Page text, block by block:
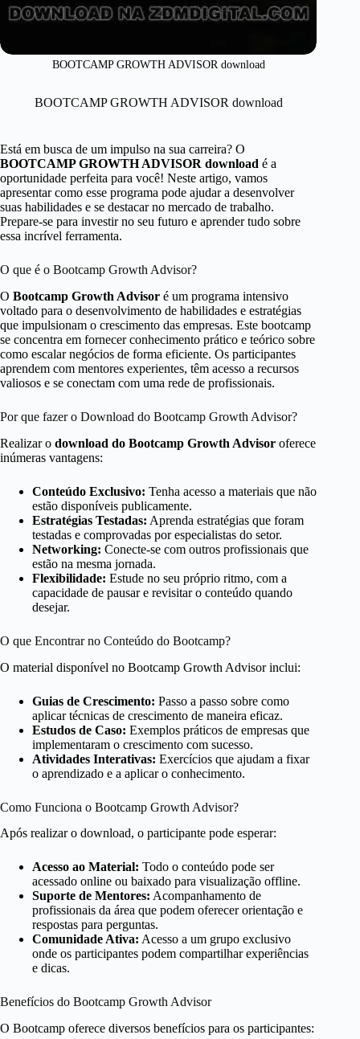
BOOTCAMP GROWTH ADVISOR download
BOOTCAMP GROWTH ADVISOR download
Está em busca de um impulso na sua carreira? O
BOOTCAMP GROWTH ADVISOR download é a
oportunidade perfeita para você! Neste artigo, vamos
apresentar como esse programa pode ajudar a desenvolver
suas habilidades e se destacar no mercado de trabalho.
Prepare-se para investir no seu futuro e aprender tudo sobre
essa incrível ferramenta.
O que é o Bootcamp Growth Advisor?
O Bootcamp Growth Advisor é um programa intensivo
voltado para o desenvolvimento de habilidades e estratégias
que impulsionam o crescimento das empresas. Este bootcamp
se concentra em fornecer conhecimento prático e teórico sobre
como escalar negócios de forma eficiente. Os participantes
aprendem com mentores experientes, têm acesso a recursos
valiosos e se conectam com uma rede de profissionais.
Por que fazer o Download do Bootcamp Growth Advisor?
Realizar o download do Bootcamp Growth Advisor oferece
inúmeras vantagens:
Conteúdo Exclusivo: Tenha acesso a materiais que não
estão disponíveis publicamente.
Estratégias Testadas: Aprenda estratégias que foram
testadas e comprovadas por especialistas do setor.
Networking: Conecte-se com outros profissionais que
estão na mesma jornada.
Flexibilidade: Estude no seu próprio ritmo, com a
capacidade de pausar e revisitar o conteúdo quando
desejar.
O que Encontrar no Conteúdo do Bootcamp?
O material disponível no Bootcamp Growth Advisor inclui:
Guias de Crescimento: Passo a passo sobre como
aplicar técnicas de crescimento de maneira eficaz.
Estudos de Caso: Exemplos práticos de empresas que
implementaram o crescimento com sucesso.
Atividades Interativas: Exercícios que ajudam a fixar
o aprendizado e a aplicar o conhecimento.
Como Funciona o Bootcamp Growth Advisor?
Após realizar o download, o participante pode esperar:
Acesso ao Material: Todo o conteúdo pode ser
acessado online ou baixado para visualização offline.
Suporte de Mentores: Acompanhamento de
profissionais da área que podem oferecer orientação e
respostas para perguntas.
Comunidade Ativa: Acesso a um grupo exclusivo
onde os participantes podem compartilhar experiências
e dicas.
Benefícios do Bootcamp Growth Advisor
O Bootcamp oferece diversos benefícios para os participantes: